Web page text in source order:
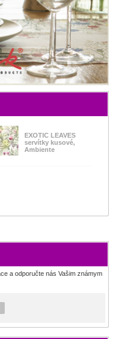
EXOTIC LEAVES
servítky kusové,
Ambiente
a odporučte nás Vašim známym